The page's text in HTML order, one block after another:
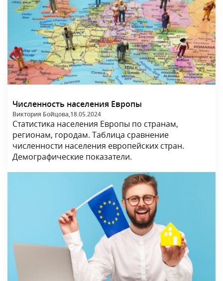
Численность населения Европы
Виктория Бойцова,18.05.2024
Статистика населения Европы по странам,
регионам, городам. Таблица сравнение
численности населения европейских стран.
Демографические показатели.